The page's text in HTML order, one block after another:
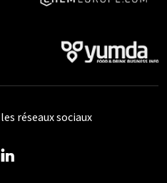
réseaux sociaux